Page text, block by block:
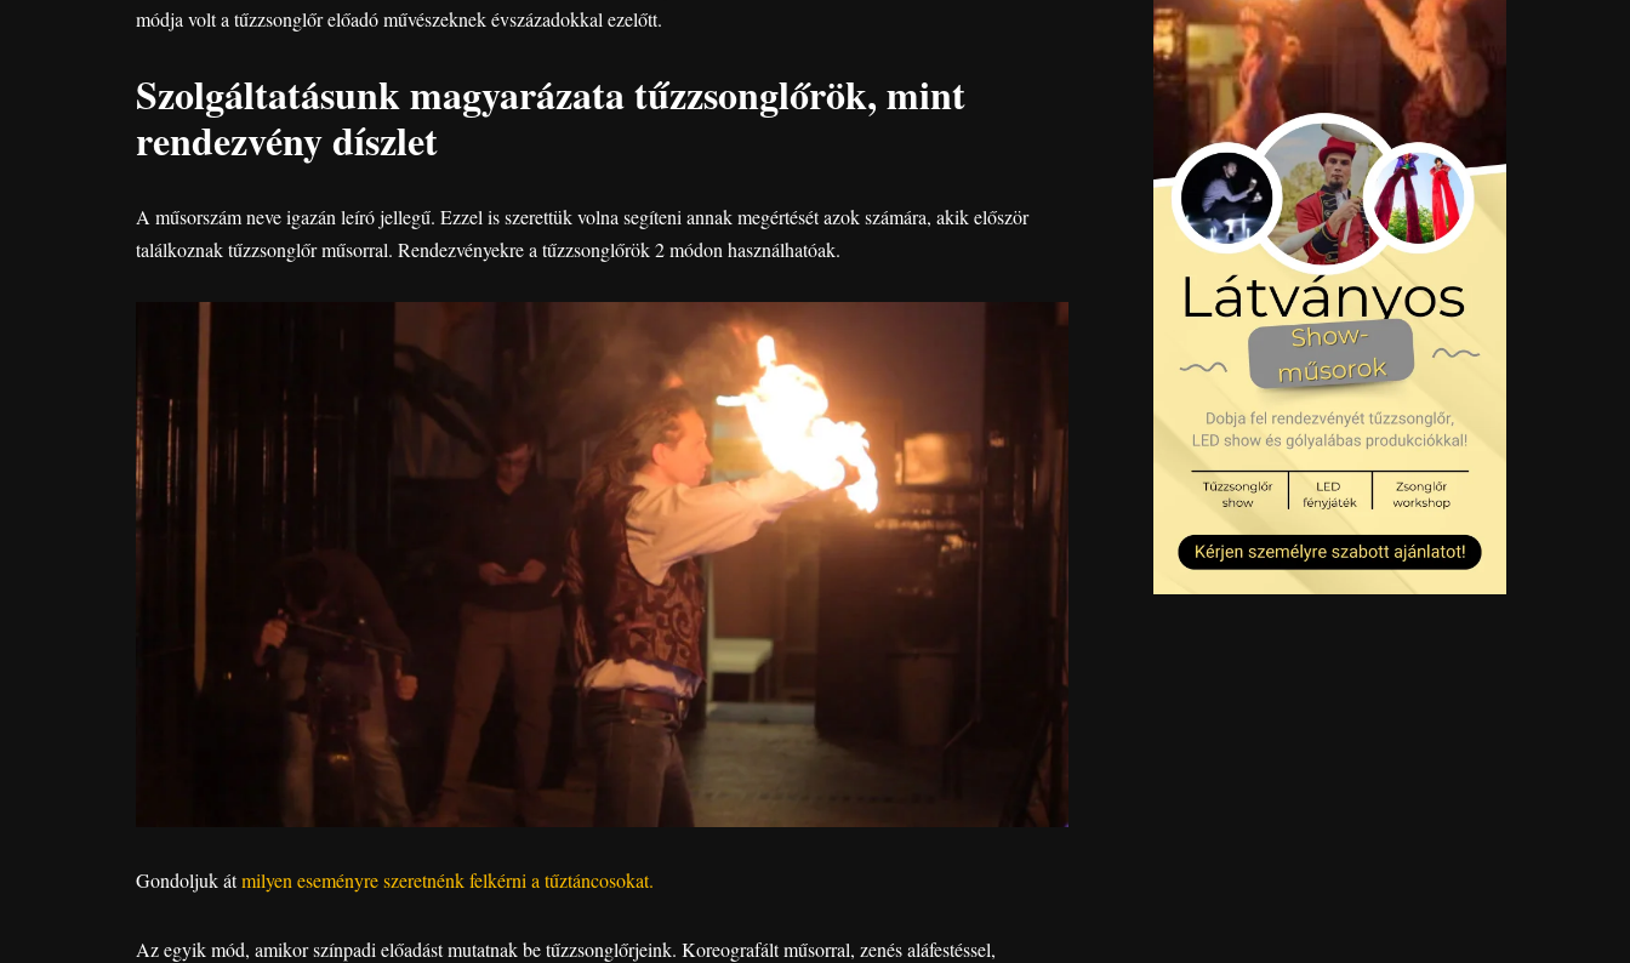
módja volt a tűzzsonglőr előadó művészeknek évszázadokkal ezelőtt.
Szolgáltatásunk magyarázata tűzzsonglőrök, mint
rendezvény díszlet
A műsorszám neve igazán leíró jellegű. Ezzel is szerettük volna segíteni annak megértését azok számára, akik először
találkoznak tűzzsonglőr műsorral. Rendezvényekre a tűzzsonglőrök 2 módon használhatóak.
Gondoljuk átmilyen eseményre szeretnénk felkérni a tűztáncosokat.
Az egyik mód, amikor színpadi előadást mutatnak be tűzzsonglőrjeink. Koreografált műsorral, zenés aláfestéssel,